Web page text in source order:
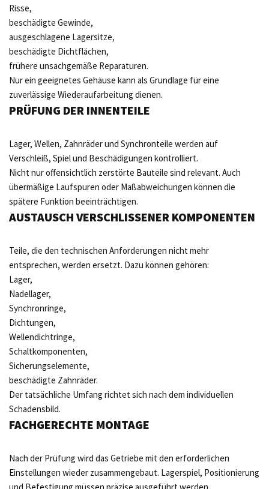
Risse,
beschädigte Gewinde,
ausgeschlagene Lagersitze,
beschädigte Dichtflächen,
frühere unsachgemäße Reparaturen.
Nur ein geeignetes Gehäuse kann als Grundlage für eine
zuverlässige Wiederaufarbeitung dienen.
PRÜFUNG DER INNENTEILE
Lager, Wellen, Zahnräder und Synchronteile werden auf
Verschleiß, Spiel und Beschädigungen kontrolliert.
Nicht nur offensichtlich zerstörte Bauteile sind relevant. Auch
übermäßige Laufspuren oder Maßabweichungen können die
spätere Funktion beeinträchtigen.
AUSTAUSCH VERSCHLISSENER KOMPONENTEN
Teile, die den technischen Anforderungen nicht mehr
entsprechen, werden ersetzt. Dazu können gehören:
Lager,
Nadellager,
Synchronringe,
Dichtungen,
Wellendichtringe,
Schaltkomponenten,
Sicherungselemente,
beschädigte Zahnräder.
Der tatsächliche Umfang richtet sich nach dem individuellen
Schadensbild.
FACHGERECHTE MONTAGE
Nach der Prüfung wird das Getriebe mit den erforderlichen
Einstellungen wieder zusammengebaut. Lagerspiel, Positionierung
und Befestigung müssen präzise ausgeführt werden.